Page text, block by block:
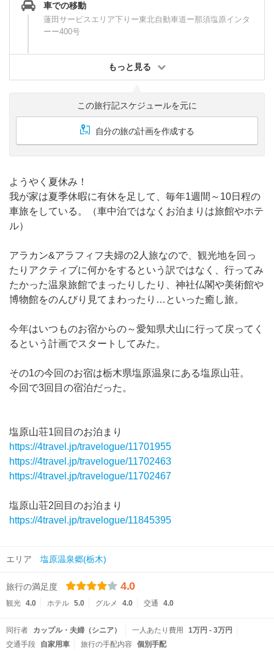
車での移動
蓮田サービスエリア下りー東北自動車道ー那須塩原インタ
ーー400号
もっと見る
この旅行記スケジュールを元に
自分の旅の計画を作成する
ようやく夏休み！
我が家は夏季休暇に有休を足して、毎年1週間～10日程の
車旅をしている。（車中泊ではなくお泊まりは旅館やホテ
ル）
アラカン&アラフィフ夫婦の2人旅なので、観光地を回っ
たりアクティブに何かをするという訳ではなく、行ってみ
たかった温泉旅館でまったりしたり、神社仏閣や美術館や
博物館をのんびり見てまわったり…といった癒し旅。
今年はいつものお宿からの～愛知県犬山に行って戻ってく
るという計画でスタートしてみた。
その1の今回のお宿は栃木県塩原温泉にある塩原山荘。
今回で3回目の宿泊だった。
塩原山荘1回目のお泊まり
https://4travel.jp/travelogue/11701955
https://4travel.jp/travelogue/11702463
https://4travel.jp/travelogue/11702467
塩原山荘2回目のお泊まり
https://4travel.jp/travelogue/11845395
エリア 塩原温泉郷(栃木)
旅行の満足度 4.0
観光 4.0 ホテル 5.0 グルメ 4.0 交通 4.0
同行者 カップル・夫婦（シニア） 一人あたり費用
1万円 - 3万円
交通手段
自家用車 旅行の手配内容 個別手配